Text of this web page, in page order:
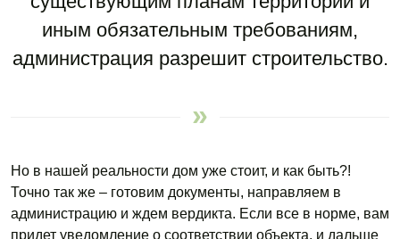
иным обязательным требованиям,
администрация разрешит строительство.
Но в нашей реальности дом уже стоит, и как быть?!
Точно так же – готовим документы, направляем в
администрацию и ждем вердикта. Если все в норме, вам
придет уведомление о соответствии объекта, и дальше